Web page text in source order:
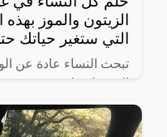
الزيتون والموز
التي ستغير حياتك حتى
تبحث النساء عادة عن
الحصول على شعر صحي
الخاصة بالبشرة
فترة قصيرة،